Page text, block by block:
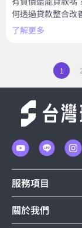
何透過貸款整合改
了解更多
1
服務項目
關於我們